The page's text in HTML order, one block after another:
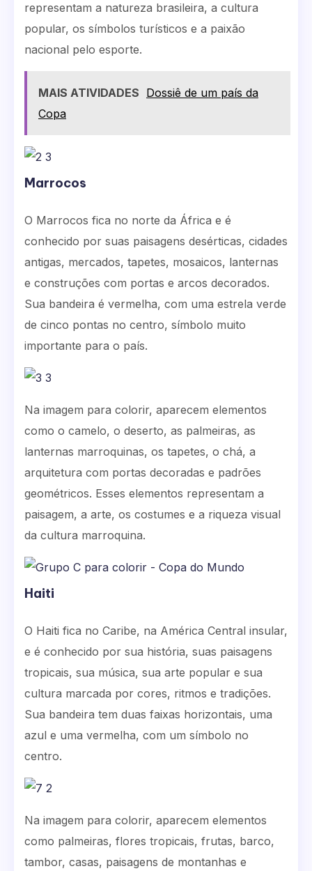
representam a natureza brasileira, a cultura
popular, os símbolos turísticos e a paixão
nacional pelo esporte.
MAIS ATIVIDADES Dossiê de um país da
Copa
Marrocos
O Marrocos fica no norte da África e é
conhecido por suas paisagens desérticas, cidades
antigas, mercados, tapetes, mosaicos, lanternas
e construções com portas e arcos decorados.
Sua bandeira é vermelha, com uma estrela verde
de cinco pontas no centro, símbolo muito
importante para o país.
Na imagem para colorir, aparecem elementos
como o camelo, o deserto, as palmeiras, as
lanternas marroquinas, os tapetes, o chá, a
arquitetura com portas decoradas e padrões
geométricos. Esses elementos representam a
paisagem, a arte, os costumes e a riqueza visual
da cultura marroquina.
Haiti
O Haiti fica no Caribe, na América Central insular,
e é conhecido por sua história, suas paisagens
tropicais, sua música, sua arte popular e sua
cultura marcada por cores, ritmos e tradições.
Sua bandeira tem duas faixas horizontais, uma
azul e uma vermelha, com um símbolo no
centro.
Na imagem para colorir, aparecem elementos
como palmeiras, flores tropicais, frutas, barco,
tambor, casas, paisagens de montanhas e